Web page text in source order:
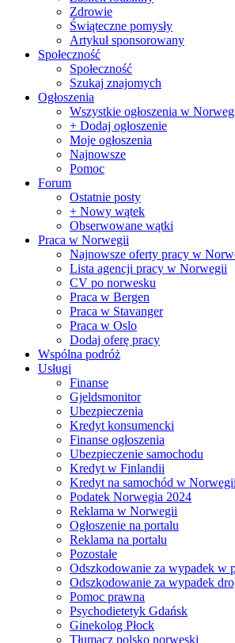
Zdrowie
Świąteczne pomysły
Artykuł sponsorowany
Społeczność
Społeczność
Szukaj znajomych
Ogłoszenia
Wszystkie ogłoszenia w
+ Dodaj ogłoszenie
Moje ogłoszenia
Najnowsze
Pomoc
Forum
Ostatnie posty
+ Nowy wątek
Obserwowane wątki
Praca w Norwegii
Najnowsze oferty pracy w
Lista agencji pracy w Norwegii
CV po norwesku
Praca w Bergen
Praca w Stavanger
Praca w Oslo
Dodaj oferę pracy
Wspólna podróż
Usługi
Finanse
Gjeldsmonitor
Ubezpieczenia
Kredyt konsumencki
Finanse ogłoszenia
Ubezpieczenie samochodu
Kredyt w Finlandii
Kredyt na samochód w Norwegii
Podatek Norwegia 2024
Reklama w Norwegii
Ogłoszenie na portalu
Reklama na portalu
Pozostałe
Odszkodowanie za wypadek w
Odszkodowanie za wypadek
Pomoc prawna
Psychodietetyk Gdańsk
Ginekolog Płock
Tłumacz polsko norweski